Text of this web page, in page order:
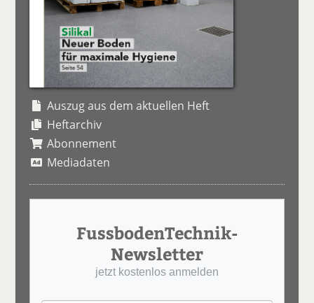
Auszug aus dem aktuellen Heft
Heftarchiv
Abonnement
Mediadaten
FussbodenTechnik-
Newsletter
jetzt kostenlos anmelden